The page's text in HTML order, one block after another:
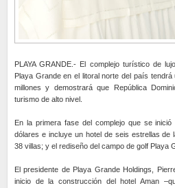
PLAYA GRANDE.- El complejo turístico de
Playa Grande en el litoral norte del país
millones y demostrará que República
turismo de alto nivel.
En la primera fase del complejo que se
dólares e incluye un hotel de seis estrellas de
38 villas; y el rediseño del campo de golf Playa
El presidente de Playa Grande Holdings,
inicio de la construcción del hotel Aman